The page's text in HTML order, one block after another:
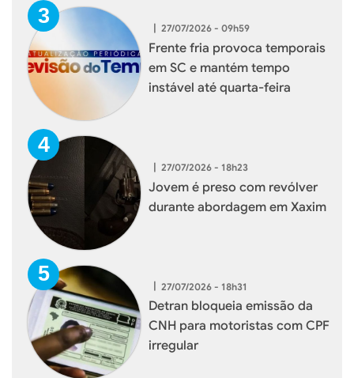
| 27/07/2026 - 09h59
Frente fria provoca temporais
em SC e mantém tempo
instável até quarta-feira
| 27/07/2026 - 18h23
Jovem é preso com revólver
durante abordagem em Xaxim
| 27/07/2026 - 18h31
Detran bloqueia emissão da
CNH para motoristas com CPF
irregular